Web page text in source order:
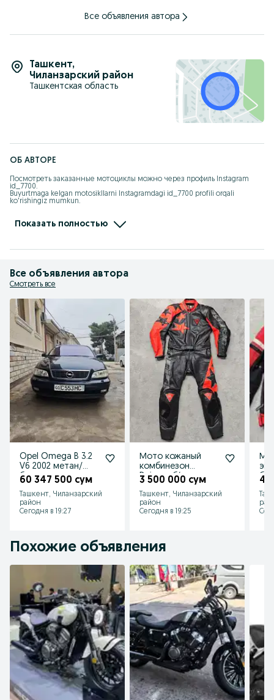
Все объявления автора
Ташкент,
Чиланзарский район
Ташкентская область
ОБ АВТОРЕ
Посмотреть заказанные мотоциклы можно через профиль Instagram
id_7700.
Buyurtmaga kelgan motosikllarni Instagramdagi id_7700 profili orqali
ko'rishingiz mumkun.
t.me/ChineseMotouz
Показать полностью
Все объявления автора
Смотреть все
Opel Omega B 3.2
V6 2002 метан/
бензин
60 347 500 сум
Ташкент, Чиланзарский
район
Сегодня в 19:27
Мото кожаный
комбинезон
Dainese б/у
3 500 000 сум
Ташкент, Чиланзарский
район
Сегодня в 19:25
б/у
Похожие объявления